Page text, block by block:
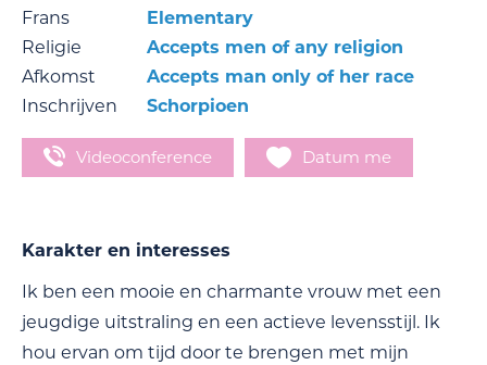
Frans
Elementary
Religie
Accepts men of any religion
Afkomst
Accepts man only of her race
Inschrijven
Schorpioen
Videoconference Datum me
Karakter en interesses
Ik ben een mooie en charmante vrouw met een
jeugdige uitstraling en een actieve levensstijl. Ik
hou ervan om tijd door te brengen met mijn